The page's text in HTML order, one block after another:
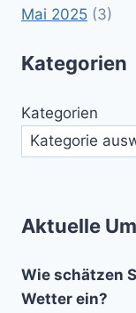
Mai 2025 (3)
Kategorien
Kategorien
Aktuelle
Wie schätzen
Wetter ein?